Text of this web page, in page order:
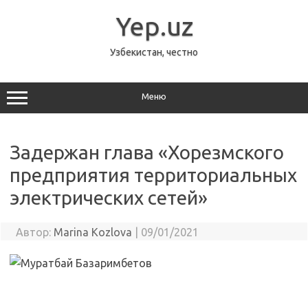
Yep.uz
Узбекистан, честно
Меню
Задержан глава «Хорезмского
предприятия территориальных
электрических сетей»
Автор: Marina Kozlova 09/01/2021